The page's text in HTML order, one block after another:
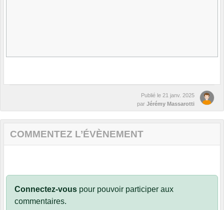
Publié le 21 janv. 2025
par Jérémy Massarotti
COMMENTEZ L’ÉVÈNEMENT
Connectez-vous pour pouvoir participer aux
commentaires.